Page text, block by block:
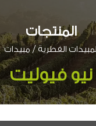
المنتجات
الفطرية /مبيدات
نيو فيوليت